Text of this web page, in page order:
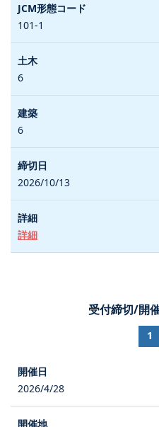
101-1
6
6
2026/10/13
詳細
受付締切/開
1
2026/4/28